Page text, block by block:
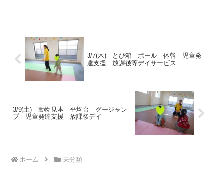
3/7(木) とび箱 ボール 体幹 児童発
達支援 放課後等デイサービス
3/9(土) 動物見本 平均台 グージャン
プ 児童発達支援 放課後デイ
ホーム 未分類